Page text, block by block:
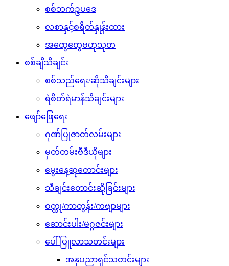
စစ်ဘက်ဥပဒေ
လစာနှင့်စရိတ်နှုန်းထား
အထွေထွေဗဟုသုတ
စစ်ချီသီချင်း
စစ်သည်ရေး/ဆိုသီချင်းများ
ရဲစိတ်ရဲမာန်သီချင်းများ
ဖျော်ဖြေရေး
ဂုဏ်ပြုဇာတ်လမ်းများ
မှတ်တမ်းဗီဒီယိုများ
မွေးနေ့ဆုတောင်းများ
သီချင်းတောင်းဆိုခြင်းများ
ဝတ္ထု/ကာတွန်း/ကဗျာများ
ဆောင်းပါး/မဂ္ဂဇင်းများ
ပေါ်ပြူလာသတင်းများ
အနုပညာရှင်သတင်းများ